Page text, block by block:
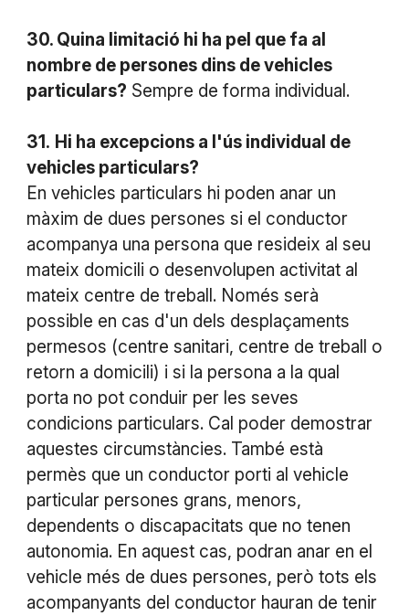
30. Quina limitació hi ha pel que fa al
nombre de persones dins de vehicles
particulars? Sempre de forma individual.
31. Hi ha excepcions a l'ús individual de
vehicles particulars?
En vehicles particulars hi poden anar un
màxim de dues persones si el conductor
acompanya una persona que resideix al seu
mateix domicili o desenvolupen activitat al
mateix centre de treball. Només serà
possible en cas d'un dels desplaçaments
permesos (centre sanitari, centre de treball o
retorn a domicili) i si la persona a la qual
porta no pot conduir per les seves
condicions particulars. Cal poder demostrar
aquestes circumstàncies. També està
permès que un conductor porti al vehicle
particular persones grans, menors,
dependents o discapacitats que no tenen
autonomia. En aquest cas, podran anar en el
vehicle més de dues persones, però tots els
acompanyants del conductor hauran de tenir